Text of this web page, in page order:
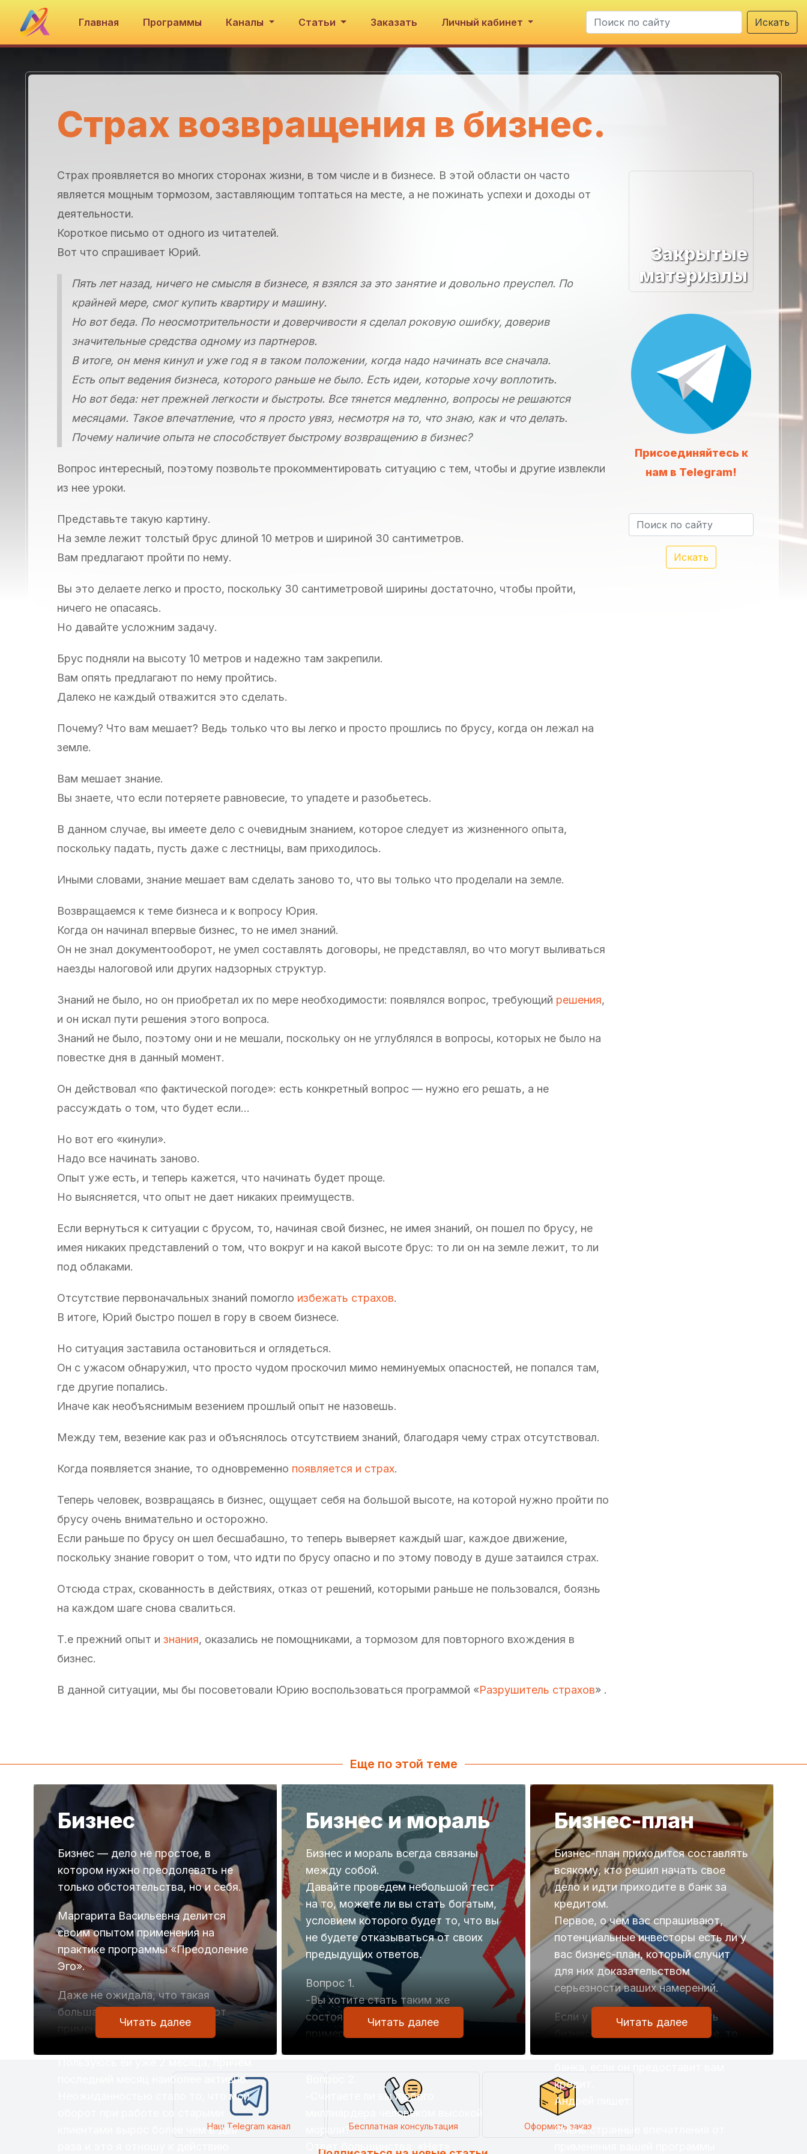
Главная Программы Каналы Статьи Заказать Личный кабинет Искать
Страх возвращения в бизнес.
Страх проявляется во многих сторонах жизни, в том числе и в бизнесе. В этой области он часто
является мощным тормозом, заставляющим топтаться на месте, а не пожинать успехи и доходы от
деятельности.
Короткое письмо от одного из читателей.
Вот что спрашивает Юрий.
Пять лет назад, ничего не смысля в бизнесе, я взялся за это занятие и довольно преуспел. По
крайней мере, смог купить квартиру и машину.
Но вот беда. По неосмотрительности и доверчивости я сделал роковую ошибку, доверив
значительные средства одному из партнеров.
В итоге, он меня кинул и уже год я в таком положении, когда надо начинать все сначала.
Есть опыт ведения бизнеса, которого раньше не было. Есть идеи, которые хочу воплотить.
Но вот беда: нет прежней легкости и быстроты. Все тянется медленно, вопросы не решаются
месяцами. Такое впечатление, что я просто увяз, несмотря на то, что знаю, как и что делать.
Почему наличие опыта не способствует быстрому возвращению в бизнес?
Вопрос интересный, поэтому позвольте прокомментировать ситуацию с тем, чтобы и другие извлекли
из нее уроки.
Представьте такую картину.
На земле лежит толстый брус длиной 10 метров и шириной 30 сантиметров.
Вам предлагают пройти по нему.
Вы это делаете легко и просто, поскольку 30 сантиметровой ширины достаточно, чтобы пройти,
ничего не опасаясь.
Но давайте усложним задачу.
Брус подняли на высоту 10 метров и надежно там закрепили.
Вам опять предлагают по нему пройтись.
Далеко не каждый отважится это сделать.
Почему? Что вам мешает? Ведь только что вы легко и просто прошлись по брусу, когда он лежал на
земле.
Вам мешает знание.
Вы знаете, что если потеряете равновесие, то упадете и разобьетесь.
В данном случае, вы имеете дело с очевидным знанием, которое следует из жизненного опыта,
поскольку падать, пусть даже с лестницы, вам приходилось.
Иными словами, знание мешает вам сделать заново то, что вы только что проделали на земле.
Возвращаемся к теме бизнеса и к вопросу Юрия.
Когда он начинал впервые бизнес, то не имел знаний.
Он не знал документооборот, не умел составлять договоры, не представлял, во что могут выливаться
наезды налоговой или других надзорных структур.
Знаний не было, но он приобретал их по мере необходимости: появлялся вопрос, требующий решения,
и он искал пути решения этого вопроса.
Знаний не было, поэтому они и не мешали, поскольку он не углублялся в вопросы, которых не было на
повестке дня в данный момент.
Он действовал «по фактической погоде»: есть конкретный вопрос — нужно его решать, а не
рассуждать о том, что будет если…
Но вот его «кинули».
Надо все начинать заново.
Опыт уже есть, и теперь кажется, что начинать будет проще.
Но выясняется, что опыт не дает никаких преимуществ.
Если вернуться к ситуации с брусом, то, начиная свой бизнес, не имея знаний, он пошел по брусу, не
имея никаких представлений о том, что вокруг и на какой высоте брус: то ли он на земле лежит, то ли
под облаками.
Отсутствие первоначальных знаний помогло избежать страхов.
В итоге, Юрий быстро пошел в гору в своем бизнесе.
Но ситуация заставила остановиться и оглядеться.
Он с ужасом обнаружил, что просто чудом проскочил мимо неминуемых опасностей, не попался там,
где другие попались.
Иначе как необъяснимым везением прошлый опыт не назовешь.
Между тем, везение как раз и объяснялось отсутствием знаний, благодаря чему страх отсутствовал.
Когда появляется знание, то одновременно появляется и страх.
Теперь человек, возвращаясь в бизнес, ощущает себя на большой высоте, на которой нужно пройти по
брусу очень внимательно и осторожно.
Если раньше по брусу он шел бесшабашно, то теперь выверяет каждый шаг, каждое движение,
поскольку знание говорит о том, что идти по брусу опасно и по этому поводу в душе затаился страх.
Отсюда страх, скованность в действиях, отказ от решений, которыми раньше не пользовался, боязнь
на каждом шаге снова свалиться.
Т.е прежний опыт и знания, оказались не помощниками, а тормозом для повторного вхождения в
бизнес.
В данной ситуации, мы бы посоветовали Юрию воспользоваться программой «Разрушитель страхов» .
Закрытые
материалы
Присоединяйтесь к
нам в Telegram!
Искать
Еще по этой теме
Бизнес
Бизнес — дело не простое, в
котором нужно преодолевать не
только обстоятельства, но и себя.
Маргарита Васильевна делится
своим опытом применения на
практике программы «Преодоление
Эго».
Даже не ожидала, что такая
большая польза может быть от
применения программы
последний месяц наиболее активно.
Неожиданностью стало то, что мой
оборот при работе со старыми
клиентами вырос более чем в два
Читать далее
Бизнес и мораль
Бизнес и мораль всегда связаны
между собой.
Давайте проведем небольшой тест
на то, можете ли вы стать богатым,
условием которого будет то, что вы
не будете отказываться от своих
предыдущих ответов.
Вопрос 1.
-Вы хотите стать таким же
состоятельным, как, просто к
примеру, Роман Абрамович?
Вопрос 2.
-Считаете ли вы любого
миллиардера человеком высокой
морали?
Ответ большинства: «Нет» .
Читать далее
Бизнес-план
Бизнес-план приходится составлять
всякому, кто решил начать свое
дело и идти приходите в банк за
кредитом.
Первое, о чем вас спрашивают,
потенциальные инвесторы есть ли у
вас бизнес-план, который случит
для них доказательством
серьезности ваших намерений.
Если у вас действительно есть
бизнес-план и вы в него верите, то
кредит.
Андрей пишет:
Очень странные впечатления от
Читать далее
Наш Telegram канал Бесплатная консультация Оформить заказ